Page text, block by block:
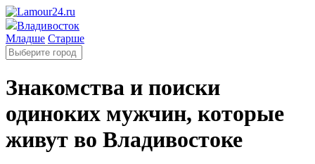
Владивосток
Младше Старше
Знакомства и поиски
одиноких мужчин, которые
живут во Владивостоке